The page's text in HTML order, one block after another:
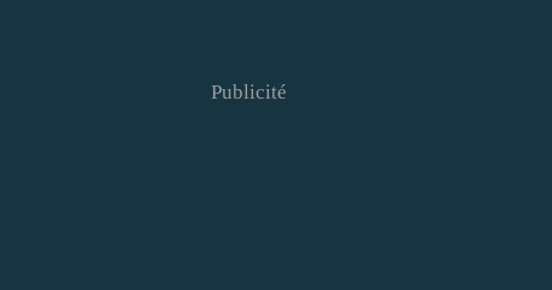
Publicité